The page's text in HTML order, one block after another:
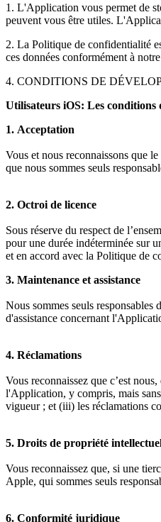
1. L'Application vous permet de
peuvent vous être utiles.
2. La Politique de confidentialité
ces données conformément à
4. CONDITIONS DE
Utilisateurs iOS: Les conditions
1. Acceptation
Vous et nous reconnaissons que
que nous sommes seuls
2. Octroi de licence
Sous réserve du respect de
pour une durée indéterminée sur
et en accord avec la Politique de
3. Maintenance et assistance
Nous sommes seuls
d'assistance concernant
4. Réclamations
Vous reconnaissez que c’est
l'Application, y compris, mais
vigueur ; et (iii) les réclamations
5. Droits de propriété
Vous reconnaissez que, si une
Apple, qui sommes seuls
6. Conformité juridique